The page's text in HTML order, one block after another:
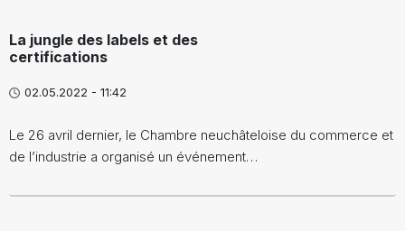
La jungle des labels et des
certifications
02.05.2022 - 11:42
Le 26 avril dernier, le Chambre neuchâteloise du commerce et
de l’industrie a organisé un événement…